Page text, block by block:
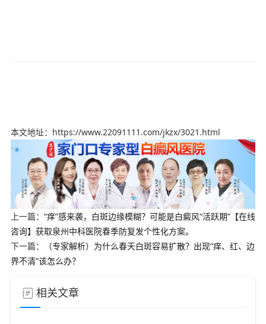
本文地址：https://www.22091111.com/jkzx/3021.html
上一篇： “痒”感来袭，白斑边缘模糊？可能是白癜风“活跃期”【在线
咨询】获取泉州中科医院春季防复发个性化方案。
下一篇：
（专家解析）为什么春天白斑容易扩散？出现“痒、红、边
界不清”该怎么办？
相关文章